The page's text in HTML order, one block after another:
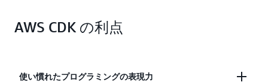
AWS CDK の利点
使い慣れたプログラミングの表現力